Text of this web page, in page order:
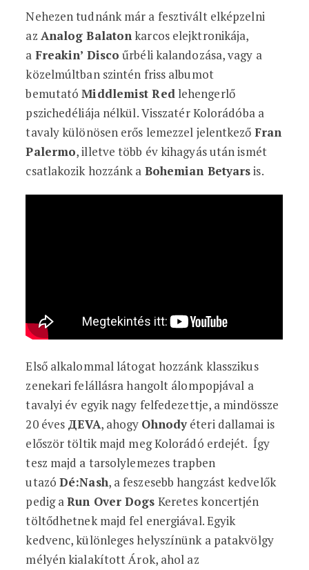
Nehezen tudnánk már a fesztivált elképzelni
az Analog Balatonkarcos elejktronikája,
a Freakin’ Disco űrbéli kalandozása, vagy a
közelmúltban szintén friss albumot
bemutatóMiddlemist Redlehengerlő
pszichedéliája nélkül. Visszatér Kolorádóba a
tavaly különösen erős lemezzel jelentkező Fran
Palermo, illetve több év kihagyás után ismét
csatlakozik hozzánk a Bohemian Betyarsis.
Első alkalommal látogat hozzánk klasszikus
zenekari felállásra hangolt álompopjával a
tavalyi év egyik nagy felfedezettje, a mindössze
20 éves ДEVA, ahogy Ohnodyéteri dallamai is
először töltik majd meg Kolorádó erdejét. Így
tesz majd a tarsolylemezes trapben
utazóDé:Nash, a feszesebb hangzást kedvelők
pedig aRun Over Dogs Keretes koncertjén
töltődhetnek majd fel energiával. Egyik
kedvenc, különleges helyszínünk a patakvölgy
mélyén kialakított Árok, ahol az